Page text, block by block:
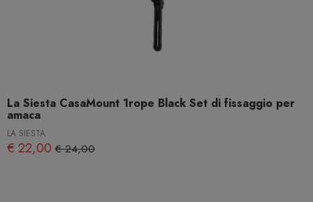
La Siesta CasaMount 1rope Black Set di fissaggio per
amaca
LA SIESTA
€ 22,00 € 24,00